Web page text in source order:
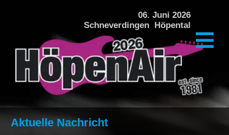
06. Juni 2026
Schneverdingen Höpental
Aktuelle Nachricht
PREISE + VERPFLEGUNG
ÜBERNACHTUNG
KINDERPROGRAMM